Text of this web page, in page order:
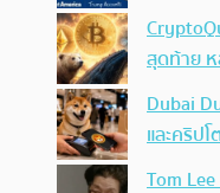
สุดท้าย ห
Dubai
และคริป
Tom